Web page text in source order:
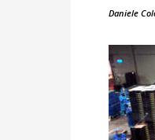
Daniele